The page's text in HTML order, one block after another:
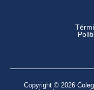
Copyright © 2026